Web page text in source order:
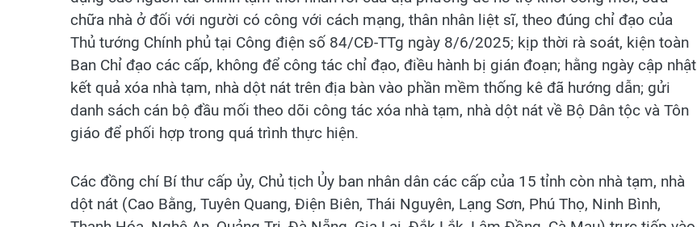
chữa nhà ở đối với người có công với cách mạng, thân nhân liệt sĩ, theo đúng chỉ đạo của
Thủ tướng Chính phủ tại Công điện số 84/CĐ-TTg ngày 8/6/2025; kịp thời rà soát, kiện toàn
Ban Chỉ đạo các cấp, không để công tác chỉ đạo, điều hành bị gián đoạn; hằng ngày cập nhật
kết quả xóa nhà tạm, nhà dột nát trên địa bàn vào phần mềm thống kê đã hướng dẫn; gửi
danh sách cán bộ đầu mối theo dõi công tác xóa nhà tạm, nhà dột nát về Bộ Dân tộc và Tôn
giáo để phối hợp trong quá trình thực hiện.
Các đồng chí Bí thư cấp ủy, Chủ tịch Ủy ban nhân dân các cấp của 15 tỉnh còn nhà tạm, nhà
dột nát (Cao Bằng, Tuyên Quang, Điện Biên, Thái Nguyên, Lạng Sơn, Phú Thọ, Ninh Bình,